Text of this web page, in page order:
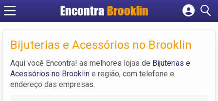
Encontra Brooklin
Cadastrar empresa
Criar conta
Bijuterias e Acessórios no Brooklin
Aqui você Encontra! as melhores lojas de Bijuterias e
Acessórios no Brooklin e região, com telefone e
endereço das empresas.